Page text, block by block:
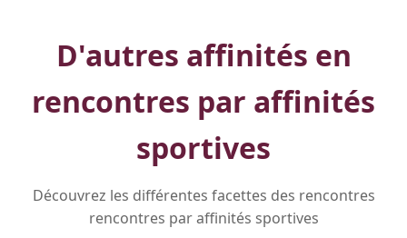
D'autres affinités en
rencontres par affinités
sportives
Découvrez les différentes facettes des rencontres
rencontres par affinités sportives